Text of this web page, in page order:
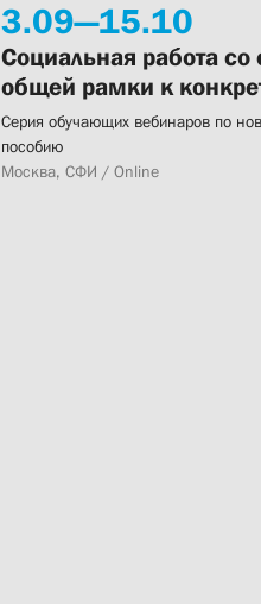
3.09—15.10
Социальная работа со
общей рамки к
Серия обучающих вебинаров по
пособию
Москва, СФИ / Online